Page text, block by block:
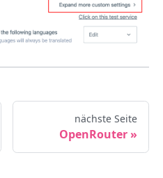
nächste Seite
OpenRouter